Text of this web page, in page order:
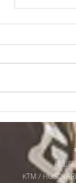
☆9/20(土)
お知らせ☆
岡山
KTM /